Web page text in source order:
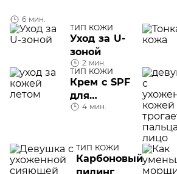
6 мин.
ТИП КОЖИ
Уход за U-
зоной
2 мин.
ТИП КОЖИ
Крем с SPF
для
жирной
4 мин.
ТИП КОЖИ
Карбоновый